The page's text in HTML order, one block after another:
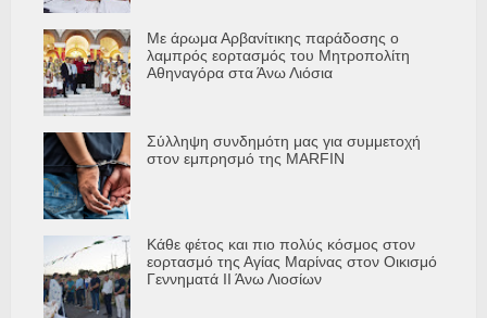
Με άρωμα Αρβανίτικης παράδοσης ο
λαμπρός εορτασμός του Μητροπολίτη
Αθηναγόρα στα Άνω Λιόσια
Σύλληψη συνδημότη μας για συμμετοχή
στον εμπρησμό της MARFIN
Κάθε φέτος και πιο πολύς κόσμος στον
εορτασμό της Αγίας Μαρίνας στον Οικισμό
Γεννηματά ΙΙ Άνω Λιοσίων